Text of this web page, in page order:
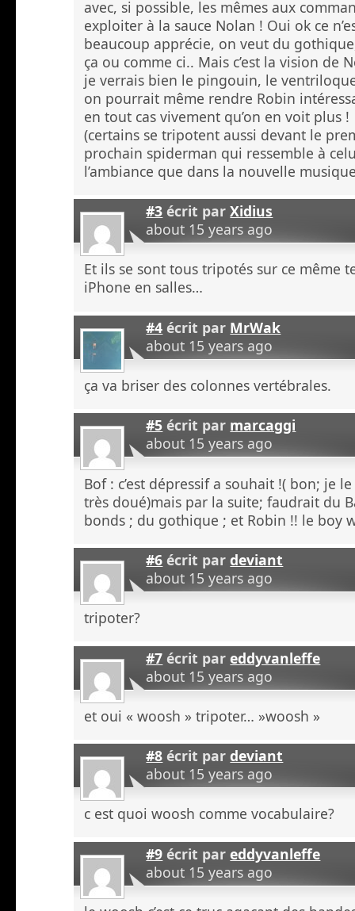
avec, si possible, les mêmes aux
exploiter à la sauce Nolan ! Oui ok ce
beaucoup apprécie, on veut du
ça ou comme ci.. Mais c’est la vision de
je verrais bien le pingouin, le
on pourrait même rendre Robin
en tout cas vivement qu’on en voit plus !
(certains se tripotent aussi devant le
prochain spiderman qui ressemble à
l’ambiance que dans la nouvelle
#3 écrit parXidius
about 15 years ago
Et ils se sont tous tripotés sur ce même
iPhone en salles…
#4 écrit par MrWak
about 15 years ago
ça va briser des colonnes vertébrales.
#5 écrit par marcaggi
about 15 years ago
Bof : c’est dépressif a souhait !( bon; je
très doué)mais par la suite; faudrait du
bonds ; du gothique ; et Robin !! le boy
#6 écrit pardeviant
about 15 years ago
tripoter?
#7 écrit pareddyvanleffe
about 15 years ago
et oui « woosh » tripoter… »woosh »
#8 écrit pardeviant
about 15 years ago
c est quoi woosh comme vocabulaire?
#9 écrit pareddyvanleffe
about 15 years ago